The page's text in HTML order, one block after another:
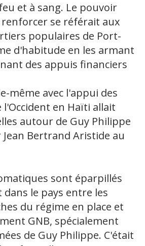
et à sang. Le pouvoir
renforcer se référait aux
populaires de Port-
d'habitude en les armant
des appuis financiers
même avec l'appui des
l'Occident en Haïti allait
autour de Guy Philippe
Bertrand Aristide au
sont éparpillés
le pays entre les
du régime en place et
GNB, spécialement
de Guy Philippe. C'était